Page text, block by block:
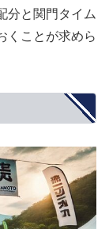
分と関門タイム
くことが求めら